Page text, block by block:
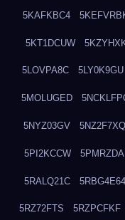
5KAFKBC4
5KT1DCUW
5LOVPA8C 5LY0K9GU
5MOLUGED
5NYZ03GV 5NZ2F7XQ
5PI2KCCW
5RALQ21C 5RBG4E64
5RZ72FTS 5RZPCFKF